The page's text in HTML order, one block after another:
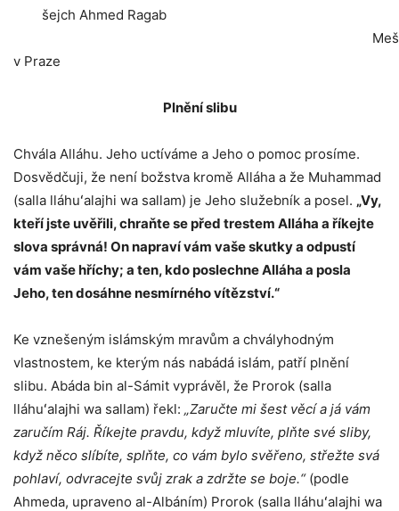
šejch Ahmed Ragab
v Praze
Plnění slibu
Chvála Alláhu. Jeho uctíváme a Jeho o pomoc prosíme.
Dosvědčuji, že není božstva kromě Alláha a že Muhammad
(salla lláhuʻalajhi wa sallam) je Jeho služebník a posel. „Vy,
kteří jste uvěřili, chraňte se před trestem Alláha a říkejte
slova správná! On napraví vám vaše skutky a odpustí
vám vaše hříchy; a ten, kdo poslechne Alláha a posla
Jeho, ten dosáhne nesmírného vítězství.“
Ke vznešeným islámským mravům a chvályhodným
vlastnostem, ke kterým nás nabádá islám, patří plnění
slibu. Abáda bin al-Sámit vyprávěl, že Prorok (salla
lláhuʻalajhi wa sallam) řekl: „Zaručte mi šest věcí a já vám
zaručím Ráj. Říkejte pravdu, když mluvíte, plňte své sliby,
když něco slíbíte, splňte, co vám bylo svěřeno, střežte svá
pohlaví, odvracejte svůj zrak a zdržte se boje.“(podle
Ahmeda, upraveno al-Albáním) Prorok (salla lláhuʻalajhi wa